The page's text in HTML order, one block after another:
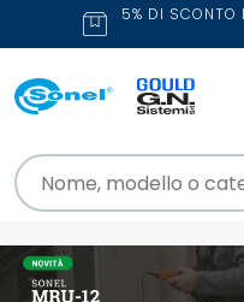
5% DI SCONTO